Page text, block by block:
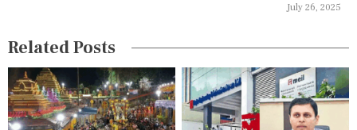
o
n
July 26, 2025
Related Posts